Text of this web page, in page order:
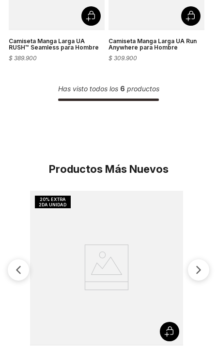
Camiseta Manga Larga UA
RUSH™ Seamless para Hombre
$ 389.900
Camiseta Manga Larga UA Run
Anywhere para Hombre
$ 309.900
Has visto todos los 6 productos
Productos Más Nuevos